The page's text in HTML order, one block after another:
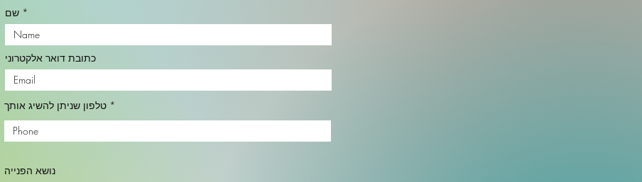
כתובת דואר אלקטרוני
טלפון שניתן להשיג אותך
נושא הפנייה